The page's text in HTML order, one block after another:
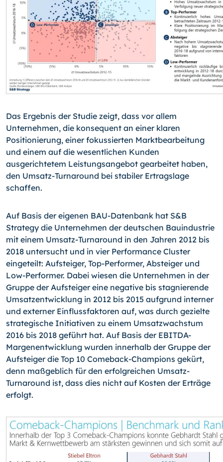
Das Ergebnis der Studie zeigt, dass vor allem
Unternehmen, die konsequent an einer klaren
Positionierung, einer fokussierten Marktbearbeitung
und einem auf die wesentlichen Kunden
ausgerichtetem Leistungsangebot gearbeitet haben,
den Umsatz-Turn­around bei stabiler Ertragslage
schaffen.
Auf Basis der eigenen BAU-Datenbank hat S&B
Strategy die Unternehmen der deutschen Bauindustrie
mit einem Umsatz-Turnaround in den Jahren 2012 bis
2018 untersucht und in vier Performance Cluster
eingeteilt: Aufsteiger, Top-Performer, Absteiger und
Low-Performer. Dabei wiesen die Unternehmen in der
Gruppe der Aufsteiger eine negative bis stagnierende
Umsatzentwicklung in 2012 bis 2015 aufgrund interner
und externer Einflussfaktoren auf, was durch gezielte
strategische Initiativen zu einem Umsatzwachstum
2016 bis 2018 geführt hat. Auf Basis der EBITDA-
Margenentwicklung wurden innerhalb der Gruppe der
Aufsteiger die Top 10 Comeback-Champions gekürt,
denn maßgeblich für den erfolgreichen Umsatz-
Turnaround ist, dass dies nicht auf Kosten der Erträge
erfolgt.